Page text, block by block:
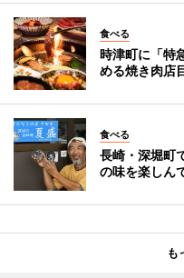
食べる
時津町に「特
める焼き肉店
食べる
長崎・深堀町
の味を楽しん
も